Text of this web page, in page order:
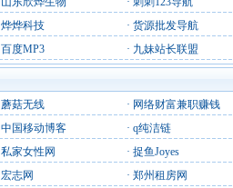
烨烨科技 · 货源批发导航
百度MP3 · 九妹站长联盟
蘑菇无线 · 网络财富兼职赚钱
中国移动博客 · q纯洁链
私家女性网 · 捉鱼Joyes
宏志网 · 郑州租房网